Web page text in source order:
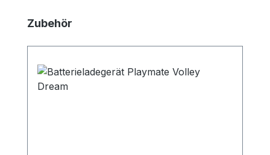
Produktgalerie überspringen
Zubehör